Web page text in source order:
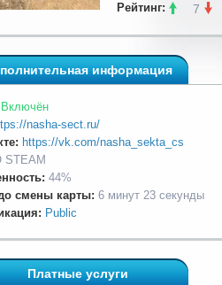
Рейтинг:
7
информация
Включён
nasha-sect.ru/
https://vk.com/nasha_sekta_cs
STEAM
44%
смены карты: 6 минут 23 секунды
Public
Платные услуги